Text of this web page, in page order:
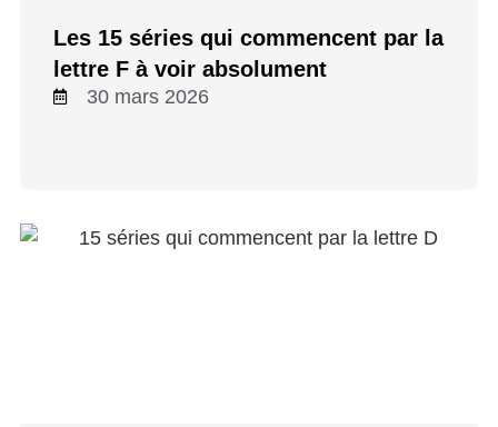
Les 15 séries qui commencent par la
lettre F à voir absolument
30 mars 2026